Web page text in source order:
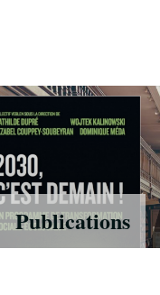
Publications